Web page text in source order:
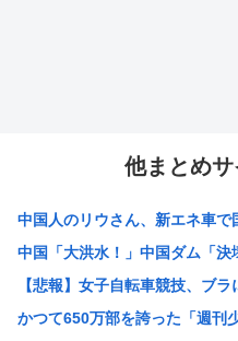
他まとめ
中国人のリウさん、新エネ車
中国「大洪水！」中国ダム「
【悲報】女子自転車競技、ブ
かつて650万部を誇った「週刊